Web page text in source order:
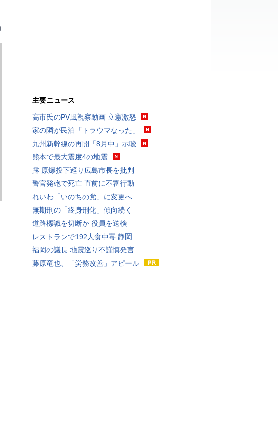
主要ニュース
高市氏のPV風視察動画 立憲激怒
家の隣が民泊「トラウマなった」
九州新幹線の再開「8月中」示唆
熊本で最大震度4の地震
露 原爆投下巡り広島市長を批判
警官発砲で死亡 直前に不審行動
れいわ「いのちの党」に変更へ
無期刑の「終身刑化」傾向続く
道路標識を切断か 役員を送検
レストランで192人食中毒 静岡
福岡の議長 地震巡り不謹慎発言
藤原竜也、「労務改善」アピール